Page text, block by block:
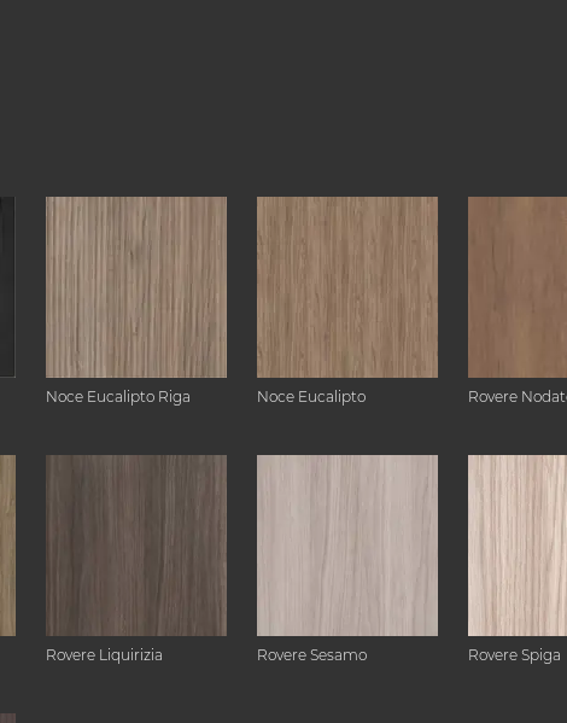
Noce Eucalipto Riga Noce Eucalipto Rovere
Rovere Liquirizia Rovere Sesamo Rovere Spiga